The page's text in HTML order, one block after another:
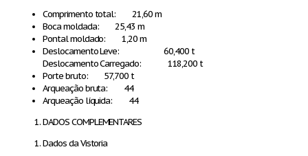
Comprimento total: 21,60 m
Boca moldada: 25,43 m
Pontal moldado: 1,20 m
Deslocamento Leve: 60,400 t
Deslocamento Carregado: 118,200 t
Porte bruto: 57,700 t
Arqueação bruta: 44
Arqueação líquida: 44
DADOS COMPLEMENTARES
Dados da Vistoria